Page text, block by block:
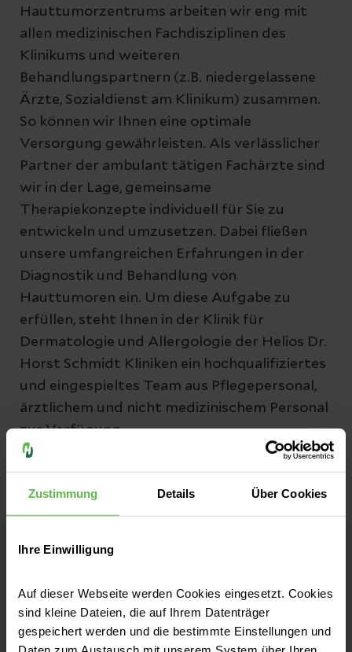
Zustimmung Details Über Cookies
Ihre Einwilligung
Auf dieser Webseite werden Cookies eingesetzt. Cookies
sind kleine Dateien, die auf Ihrem Datenträger
gespeichert werden und die bestimmte Einstellungen und
Hauttumorzentrums arbeiten wir eng mit
allen medizinischen Fachdisziplinen des
Klinikums und weiteren
Behandlungspartnern (z.B. niedergelassene
Ärzte, Sozialdienst am Klinikum) zusammen.
So können wir Ihnen eine optimale
Versorgung gewährleisten. Als verlässlicher
Partner der ambulant tätigen Fachärzte sind
wir in der Lage, gemeinsame
Therapiekonzepte individuell für Sie zu
entwickeln und umzusetzen. Dabei fließen
unsere umfangreichen Erfahrungen in der
Diagnostik und Behandlung von
Hauttumoren ein. Um diese Aufgabe zu
erfüllen, steht Ihnen in der Klinik für
Dermatologie und Allergologie der Helios Dr.
Horst Schmidt Kliniken ein hochqualifiziertes
und eingespieltes Team aus Pflegepersonal,
ärztlichem und nicht medizinischem Personal
zur Verfügung.
Wiesbaden
Kontakt